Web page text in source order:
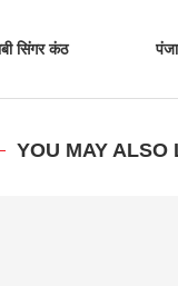
सिंगर कंठ
YOU MAY ALSO